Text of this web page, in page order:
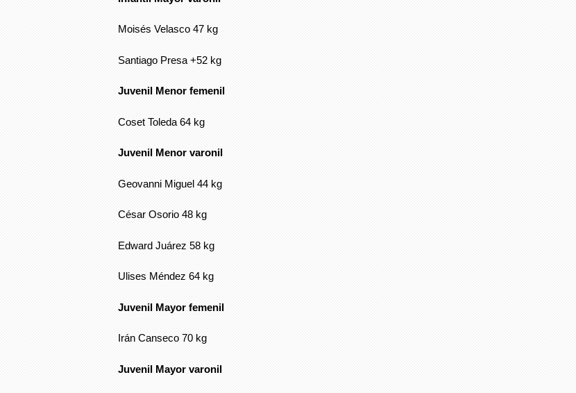
Moisés Velasco 47 kg
Santiago Presa +52 kg
Juvenil Menor femenil
Coset Toleda 64 kg
Juvenil Menor varonil
Geovanni Miguel 44 kg
César Osorio 48 kg
Edward Juárez 58 kg
Ulises Méndez 64 kg
Juvenil Mayor femenil
Irán Canseco 70 kg
Juvenil Mayor varonil